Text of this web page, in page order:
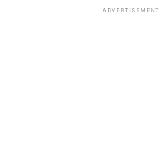
ADVERTISEMENT